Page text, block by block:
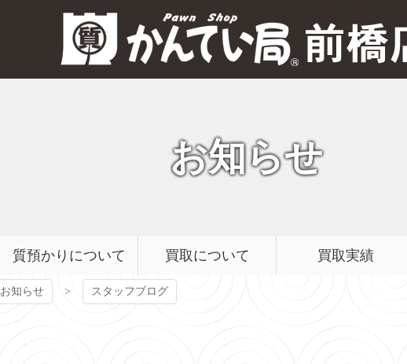
質屋かんてい局 前橋店
お知らせ
質預かりについて 買取について 買取実績
お知らせ
スタッフブログ